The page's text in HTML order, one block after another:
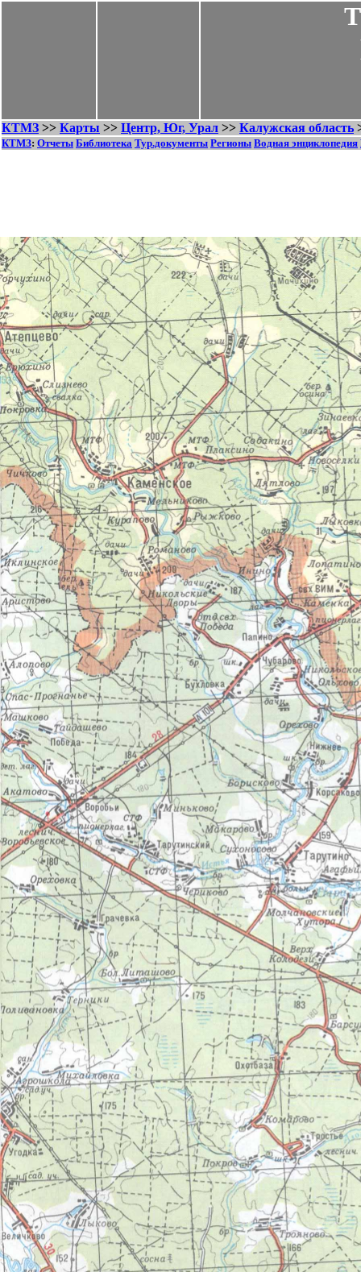
КТМЗ >> Карты >> Центр, Юг, Урал >> Калужская область
КТМЗ: Отчеты Библиотека Тур.документы Регионы Водная энциклопедия